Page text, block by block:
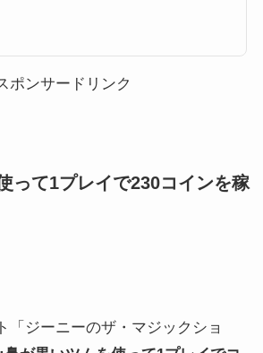
キー ソーサラ...
ポンサードリンク
って1プレイで230コインを稼
「ジーニーのザ・マジックショ